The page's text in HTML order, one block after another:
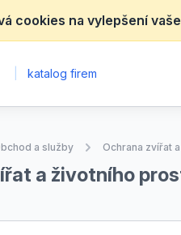
cookies na vylepšení
katalog firem
a služby Ochrana zvířat
a životního